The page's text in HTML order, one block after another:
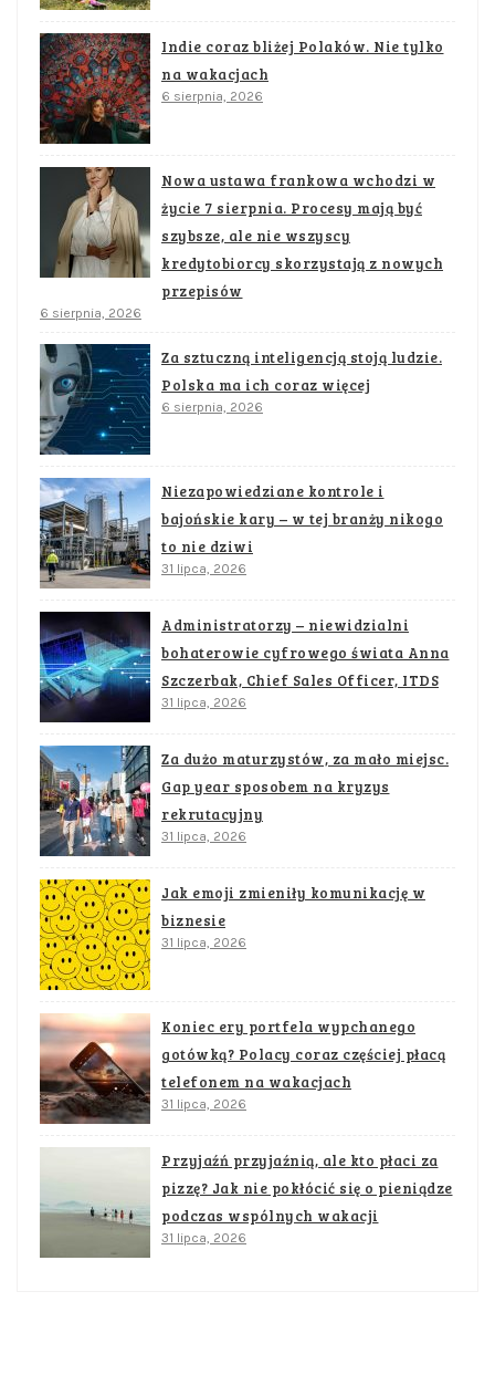
Indie coraz bliżej Polaków. Nie tylko
na wakacjach
6 sierpnia, 2026
Nowa ustawa frankowa wchodzi w
życie 7 sierpnia. Procesy mają być
szybsze, ale nie wszyscy
kredytobiorcy skorzystają z nowych
przepisów
6 sierpnia, 2026
Za sztuczną inteligencją stoją ludzie.
Polska ma ich coraz więcej
6 sierpnia, 2026
Niezapowiedziane kontrole i
bajońskie kary – w tej branży nikogo
to nie dziwi
31 lipca, 2026
Administratorzy – niewidzialni
bohaterowie cyfrowego świata Anna
Szczerbak, Chief Sales Officer, ITDS
31 lipca, 2026
Za dużo maturzystów, za mało miejsc.
Gap year sposobem na kryzys
rekrutacyjny
31 lipca, 2026
Jak emoji zmieniły komunikację w
biznesie
31 lipca, 2026
Koniec ery portfela wypchanego
gotówką? Polacy coraz częściej płacą
telefonem na wakacjach
31 lipca, 2026
Przyjaźń przyjaźnią, ale kto płaci za
pizzę? Jak nie pokłócić się o pieniądze
podczas wspólnych wakacji
31 lipca, 2026